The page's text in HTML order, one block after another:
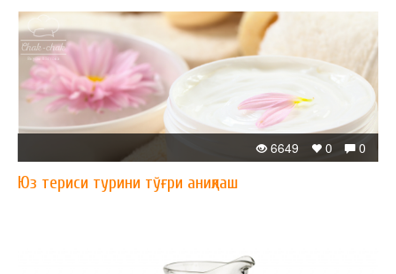
0
0
6649
Юз териси турини тўғри аниқлаш